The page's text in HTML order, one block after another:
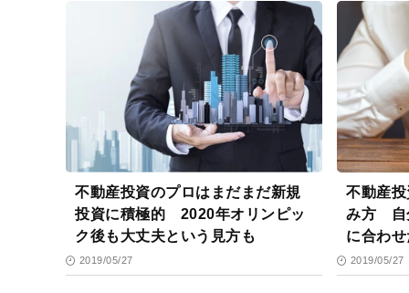
不動産投資のプロはまだまだ新規
投資に積極的 2020年オリンピッ
ク後も大丈夫という見方も
2019/05/27
不動産
み方 自
に合わ
2019/05/27